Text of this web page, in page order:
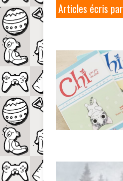
Articles écris par